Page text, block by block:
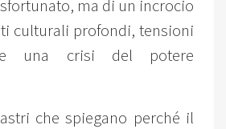
ma di un incrocio
culturali profondi, tensioni
e una crisi del potere
che spiegano perché il